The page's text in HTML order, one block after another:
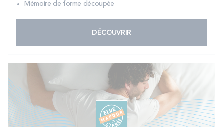
Mémoire de forme découpée
DÉCOUVRIR